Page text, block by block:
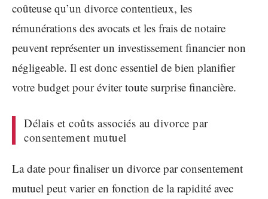
coûteuse qu’un divorce contentieux, les
rémunérations des avocats et les frais de notaire
peuvent représenter un investissement financier non
négligeable. Il est donc essentiel de bien planifier
votre budget pour éviter toute surprise financière.
Délais et coûts associés au divorce par
consentement mutuel
La date pour finaliser un divorce par consentement
mutuel peut varier en fonction de la rapidité avec